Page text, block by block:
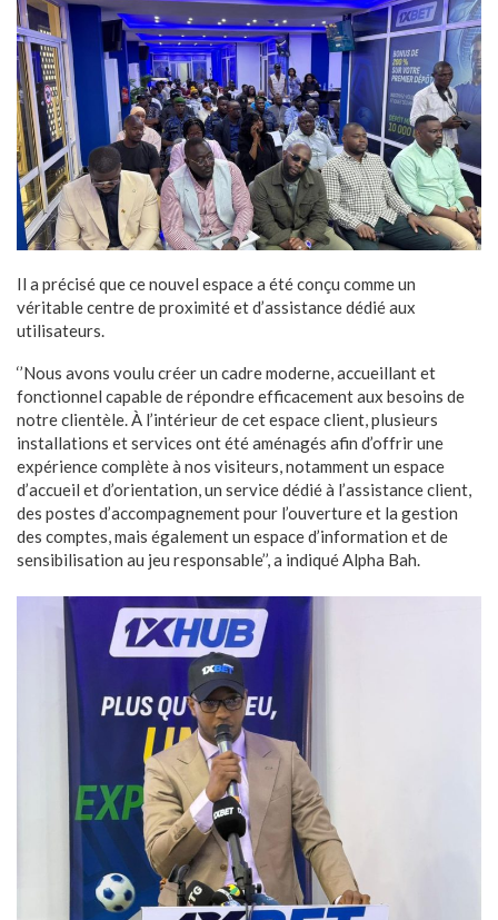
Il a précisé que ce nouvel espace a été conçu comme un
véritable centre de proximité et d’assistance dédié aux
utilisateurs.
‘’Nous avons voulu créer un cadre moderne, accueillant et
fonctionnel capable de répondre efficacement aux besoins de
notre clientèle. À l’intérieur de cet espace client, plusieurs
installations et services ont été aménagés afin d’offrir une
expérience complète à nos visiteurs, notamment un espace
d’accueil et d’orientation, un service dédié à l’assistance client,
des postes d’accompagnement pour l’ouverture et la gestion
des comptes, mais également un espace d’information et de
sensibilisation au jeu responsable’’, a indiqué Alpha Bah.